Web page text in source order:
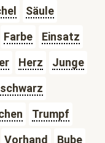
Säule
Farbe
Einsatz
Herz
Junge
schwarz
Trumpf
Vorhand
Bube